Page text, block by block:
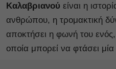
Καλαβριανού είναι η
ανθρώπου, η τρομακτική
αποκτήσει η φωνή του
οποία μπορεί να φτάσει